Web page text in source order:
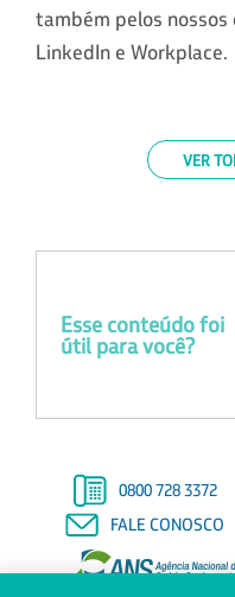
também pelos nossos
LinkedIn e Workplace.
VER
Esse conteúdo foi
útil para você?
0800 728 3372
FALE CONOSCO